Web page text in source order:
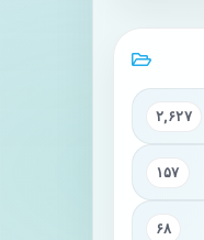
۲,۶۲۷
۱۵۷
۶۸